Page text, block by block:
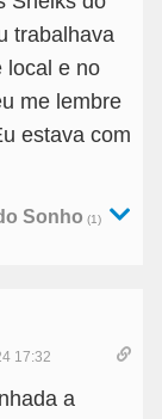
trabalhava
local e no
me lembre
estava com
Sonho (1)
17:32
a